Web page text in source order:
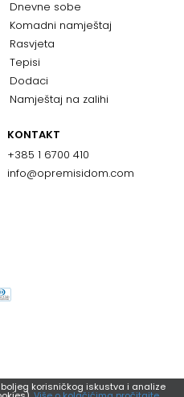
Dnevne sobe
Komadni namještaj
Rasvjeta
Tepisi
Dodaci
Namještaj na zalihi
KONTAKT
+385 1 6700 410
info@opremisidom.com
korisničkog iskustva i analize